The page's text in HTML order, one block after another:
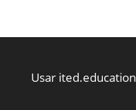
Usar ited.education